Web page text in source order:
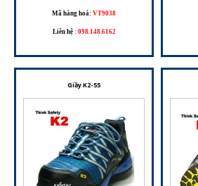
Mã hàng hoá: VT9038
Liên hệ : 098.148.6162
Giầy K2-55